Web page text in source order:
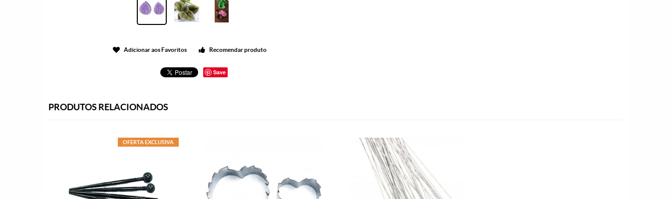
Adicionar aos Favoritos Recomendar produto
Save
PRODUTOS RELACIONADOS
OFERTA EXCLUSIVA